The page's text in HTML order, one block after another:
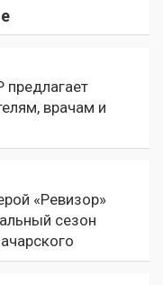
врачам и
«Ревизор»
сезон